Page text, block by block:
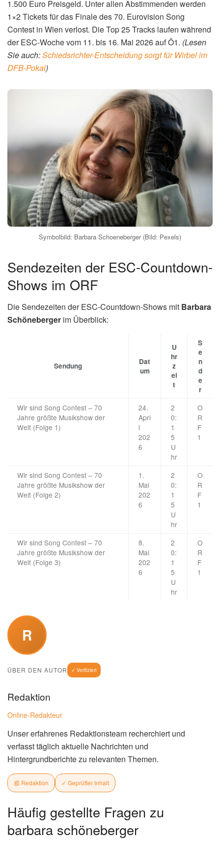
1.500 Euro Preisgeld. Unter allen Abstimmenden werden
1×2 Tickets für das Finale des 70. Eurovision Song
Contest in Wien verlost. Die Top 25 Tracks laufen während
der ESC-Woche vom 11. bis 16. Mai 2026 auf Ö1. (Lesen
Sie auch:Schiedsrichter-Entscheidung sorgt für Wirbel im
DFB-Pokal)
Symbolbild: Barbara Schoeneberger (Bild: Pexels)
Sendezeiten der ESC-Countdown-
Shows im ORF
Die Sendezeiten der ESC-Countdown-Shows mit Barbara
Schöneberger im Überblick:
Sendung
Dat
um
U
hr
z
ei
t
S
e
n
d
e
r
Wir sind Song Contest – 70
Jahre größte Musikshow der
Welt (Folge 1)
24.
Apri
l
202
6
2
0:
1
5
U
hr
O
R
F
1
Wir sind Song Contest – 70
Jahre größte Musikshow der
Welt (Folge 2)
1.
Mai
202
6
2
0:
1
5
U
hr
O
R
F
1
Wir sind Song Contest – 70
Jahre größte Musikshow der
Welt (Folge 3)
8.
Mai
202
6
2
0:
1
5
U
hr
O
R
F
1
R
ÜBER DEN AUTOR ✓ Verifiziert
Redaktion
Online-Redakteur
Unser erfahrenes Redaktionsteam recherchiert und
verfasst täglich aktuelle Nachrichten und
Hintergrundberichte zu relevanten Themen.
📰 Redaktion ✓ Geprüfter Inhalt
Häufig gestellte Fragen zu
barbara schöneberger